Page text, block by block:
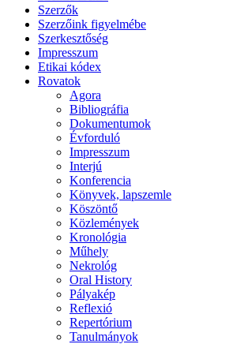
Szerzők
Szerzőink figyelmébe
Szerkesztőség
Impresszum
Etikai kódex
Rovatok
Agora
Bibliográfia
Dokumentumok
Évforduló
Impresszum
Interjú
Konferencia
Könyvek, lapszemle
Köszöntő
Közlemények
Kronológia
Műhely
Nekrológ
Oral History
Pályakép
Reflexió
Repertórium
Tanulmányok